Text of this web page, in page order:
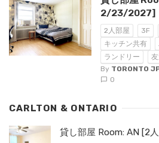
2/23/2027]
2人部屋 3F
キッチン共有
ランドリー
By TORONTO
0
CARLTON & ONTARIO
貸し部屋 Room: AN [2